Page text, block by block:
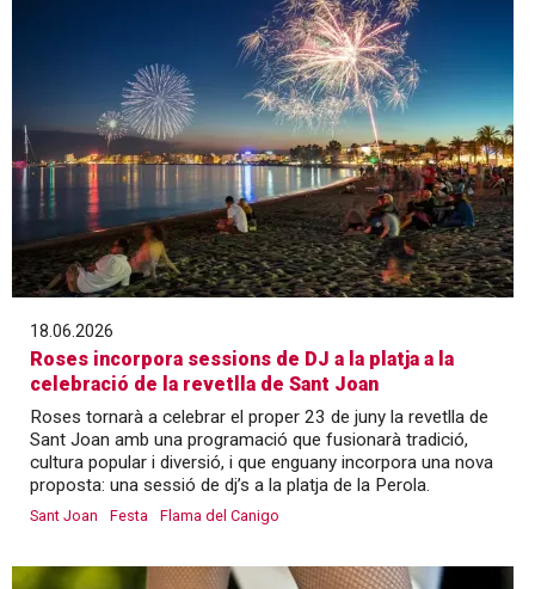
18.06.2026
Roses incorpora sessions de DJ a la platja a la
celebració de la revetlla de Sant Joan
Roses tornarà a celebrar el proper 23 de juny la revetlla de
Sant Joan amb una programació que fusionarà tradició,
cultura popular i diversió, i que enguany incorpora una nova
proposta: una sessió de dj’s a la platja de la Perola.
Sant Joan Festa Flama del Canigo